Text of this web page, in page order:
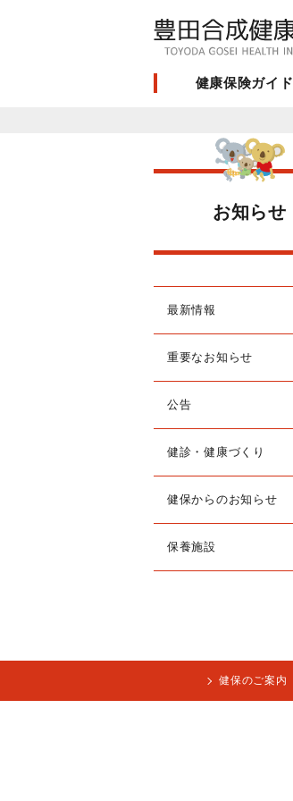
健康保険ガイド
お知らせ
最新情報
重要なお知らせ
公告
健診・健康づくり
健保からのお知らせ
保養施設
健保のご案内